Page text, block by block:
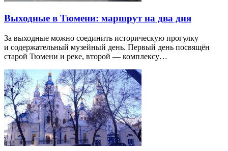
Выходные в Тюмени: маршрут на два дня
За выходные можно соединить историческую прогулку
и содержательный музейный день. Первый день посвящён
старой Тюмени и реке, второй — комплексу…